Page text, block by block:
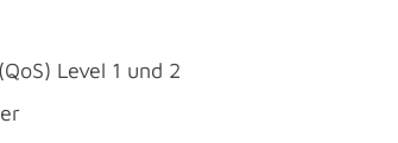
Level 1 und 2